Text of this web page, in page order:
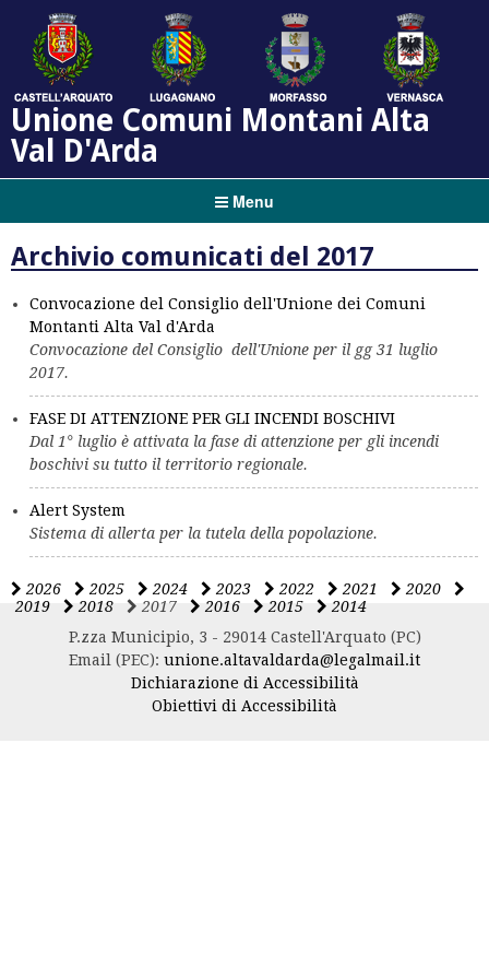
Unione Comuni Montani Alta
Val D'Arda
Menu
Archivio comunicati del 2017
Convocazione del Consiglio dell'Unione dei Comuni
Montanti Alta Val d'Arda
Convocazione del Consiglio dell'Unione per il gg 31 luglio
2017.
FASE DI ATTENZIONE PER GLI INCENDI BOSCHIVI
Dal 1° luglio è attivata la fase di attenzione per gli incendi
boschivi su tutto il territorio regionale.
Alert System
Sistema di allerta per la tutela della popolazione.
2026 2025 2024 2023 2022 2021
2020
2019
2018 2017 2016 2015
2014
P.zza Municipio, 3 - 29014 Castell'Arquato (PC)
Email (PEC): unione.altavaldarda@legalmail.it
Dichiarazione di Accessibilità
Obiettivi di Accessibilità